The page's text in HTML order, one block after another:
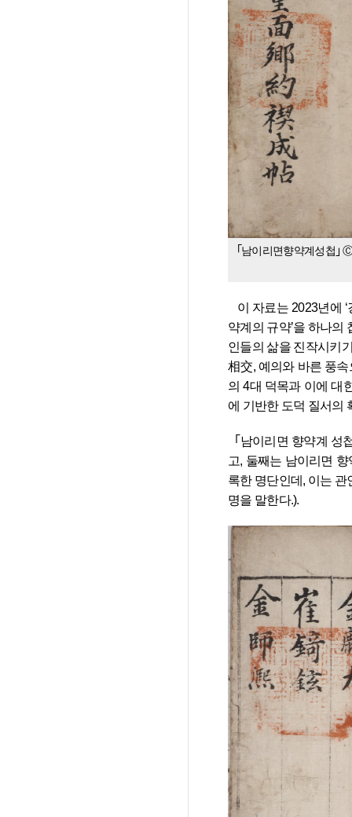
｢남이리면향약계성첩｣
약계의 규약’을 하나의
인들의 삶을 진작시키
相交, 예의와 바른 풍속
의 4대 덕목과 이에 대
에 기반한 도덕 질서의
고, 둘째는 남이리면
록한 명단인데, 이는
명을 말한다.).